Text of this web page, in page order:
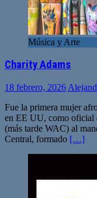
Música y Arte
Charity Adams
18 febrero, 2026
Fue la primera mujer
en EE UU, como oficial
(más tarde WAC) al
Central, formado […]